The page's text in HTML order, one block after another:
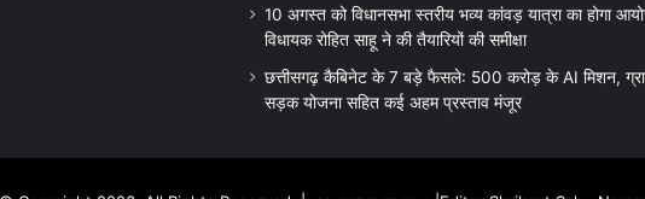
10 अगस्त को विधानसभा स्तरीय भव्य कांवड़ यात्रा का होगा
विधायक रोहित साहू ने की तैयारियों की समीक्षा
छत्तीसगढ़ कैबिनेट के 7 बड़े फैसले: 500 करोड़ के AI मिशन,
सड़क योजना सहित कई अहम प्रस्ताव मंजूर